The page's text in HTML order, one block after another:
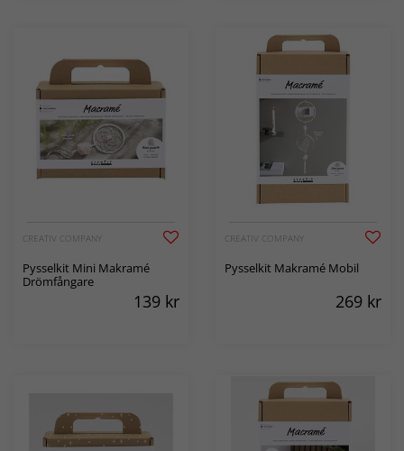
CREATIV COMPANY
Pysselkit Mini Makramé
Drömfångare
139 kr
CREATIV COMPANY
Pysselkit Makramé Mobil
269 kr